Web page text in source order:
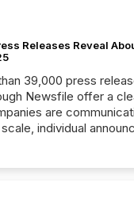
Releases Reveal
39,000 press
Newsfile offer a
are
individual